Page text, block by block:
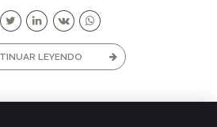
LEYENDO